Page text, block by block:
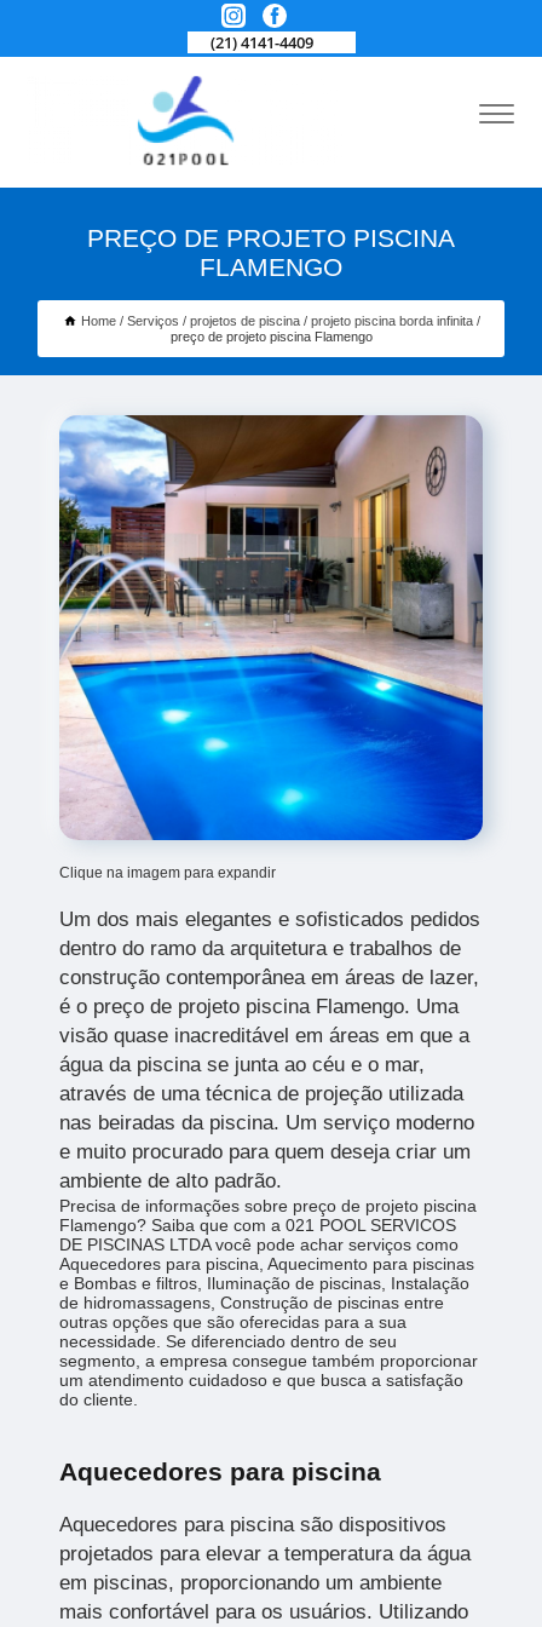
(21) 4141-4409
PREÇO DE PROJETO PISCINA
FLAMENGO
Home Serviços projetos de piscina
projeto piscina borda infinita
preço de projeto piscina Flamengo
Clique na imagem para expandir
Um dos mais elegantes e sofisticados pedidos
dentro do ramo da arquitetura e trabalhos de
construção contemporânea em áreas de lazer,
é o preço de projeto piscina Flamengo. Uma
visão quase inacreditável em áreas em que a
água da piscina se junta ao céu e o mar,
através de uma técnica de projeção utilizada
nas beiradas da piscina. Um serviço moderno
e muito procurado para quem deseja criar um
ambiente de alto padrão.
Precisa de informações sobre preço de projeto piscina
Flamengo? Saiba que com a 021 POOL SERVICOS
DE PISCINAS LTDA você pode achar serviços como
Aquecedores para piscina, Aquecimento para piscinas
e Bombas e filtros, Iluminação de piscinas, Instalação
de hidromassagens, Construção de piscinas entre
outras opções que são oferecidas para a sua
necessidade. Se diferenciado dentro de seu
segmento, a empresa consegue também proporcionar
um atendimento cuidadoso e que busca a satisfação
do cliente.
Aquecedores para piscina
Aquecedores para piscina são dispositivos
projetados para elevar a temperatura da água
em piscinas, proporcionando um ambiente
mais confortável para os usuários. Utilizando